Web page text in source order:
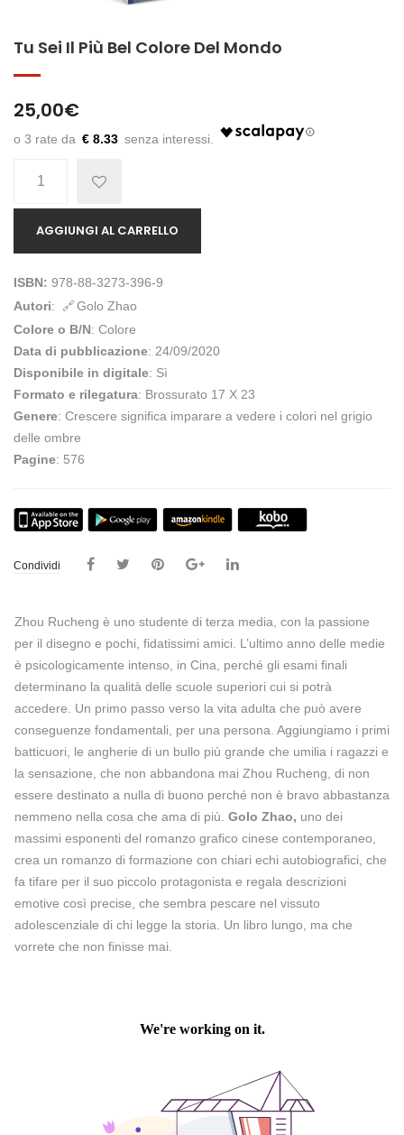
Tu Sei Il Più Bel Colore Del Mondo
25,00€
€ 8.33
AGGIUNGI AL CARRELLO
ISBN: 978-88-3273-396-9
Autori:
Golo Zhao
Colore o B/N: Colore
Data di pubblicazione: 24/09/2020
Disponibile in digitale: Sì
Formato e rilegatura: Brossurato 17 X 23
Genere: Crescere significa imparare a vedere i colori nel grigio
delle ombre
Pagine: 576
Condividi
Zhou Rucheng è uno studente di terza media, con la passione
per il disegno e pochi, fidatissimi amici. L’ultimo anno delle medie
è psicologicamente intenso, in Cina, perché gli esami finali
determinano la qualità delle scuole superiori cui si potrà
accedere. Un primo passo verso la vita adulta che può avere
conseguenze fondamentali, per una persona. Aggiungiamo i primi
batticuori, le angherie di un bullo più grande che umilia i ragazzi e
la sensazione, che non abbandona mai Zhou Rucheng, di non
essere destinato a nulla di buono perché non è bravo abbastanza
nemmeno nella cosa che ama di più. Golo Zhao, uno dei
massimi esponenti del romanzo grafico cinese contemporaneo,
crea un romanzo di formazione con chiari echi autobiografici, che
fa tifare per il suo piccolo protagonista e regala descrizioni
emotive così precise, che sembra pescare nel vissuto
adolescenziale di chi legge la storia. Un libro lungo, ma che
vorrete che non finisse mai.